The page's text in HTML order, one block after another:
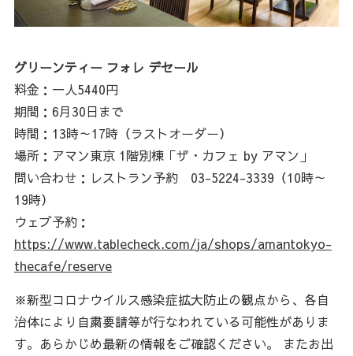
グリーンティー フォレ デセール
料金：一人5440円
期間：6月30日まで
時間：13時～17時（ラストオーダー）
場所：アマン東京 1階別棟「ザ・カフェ by アマン」
問い合わせ：レストラン予約 03-5224-3339（10時～
19時）
ウェブ予約：
https://www.tablecheck.com/ja/shops/amantokyo-
thecafe/reserve
※新型コロナウイルス感染症拡大防止の観点から、各自
治体により自粛要請等が行なわれている可能性がありま
す。あらかじめ最新の情報をご確認ください。 またお出